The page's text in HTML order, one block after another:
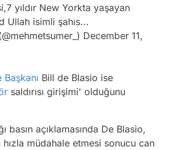
yıldır New Yorkta yaşayan
Ullah isimli şahıs...
December 11,
Bill de Blasio ise
saldırısı girişimi' olduğunu
basın açıklamasında De Blasio,
müdahale etmesi sonucu can